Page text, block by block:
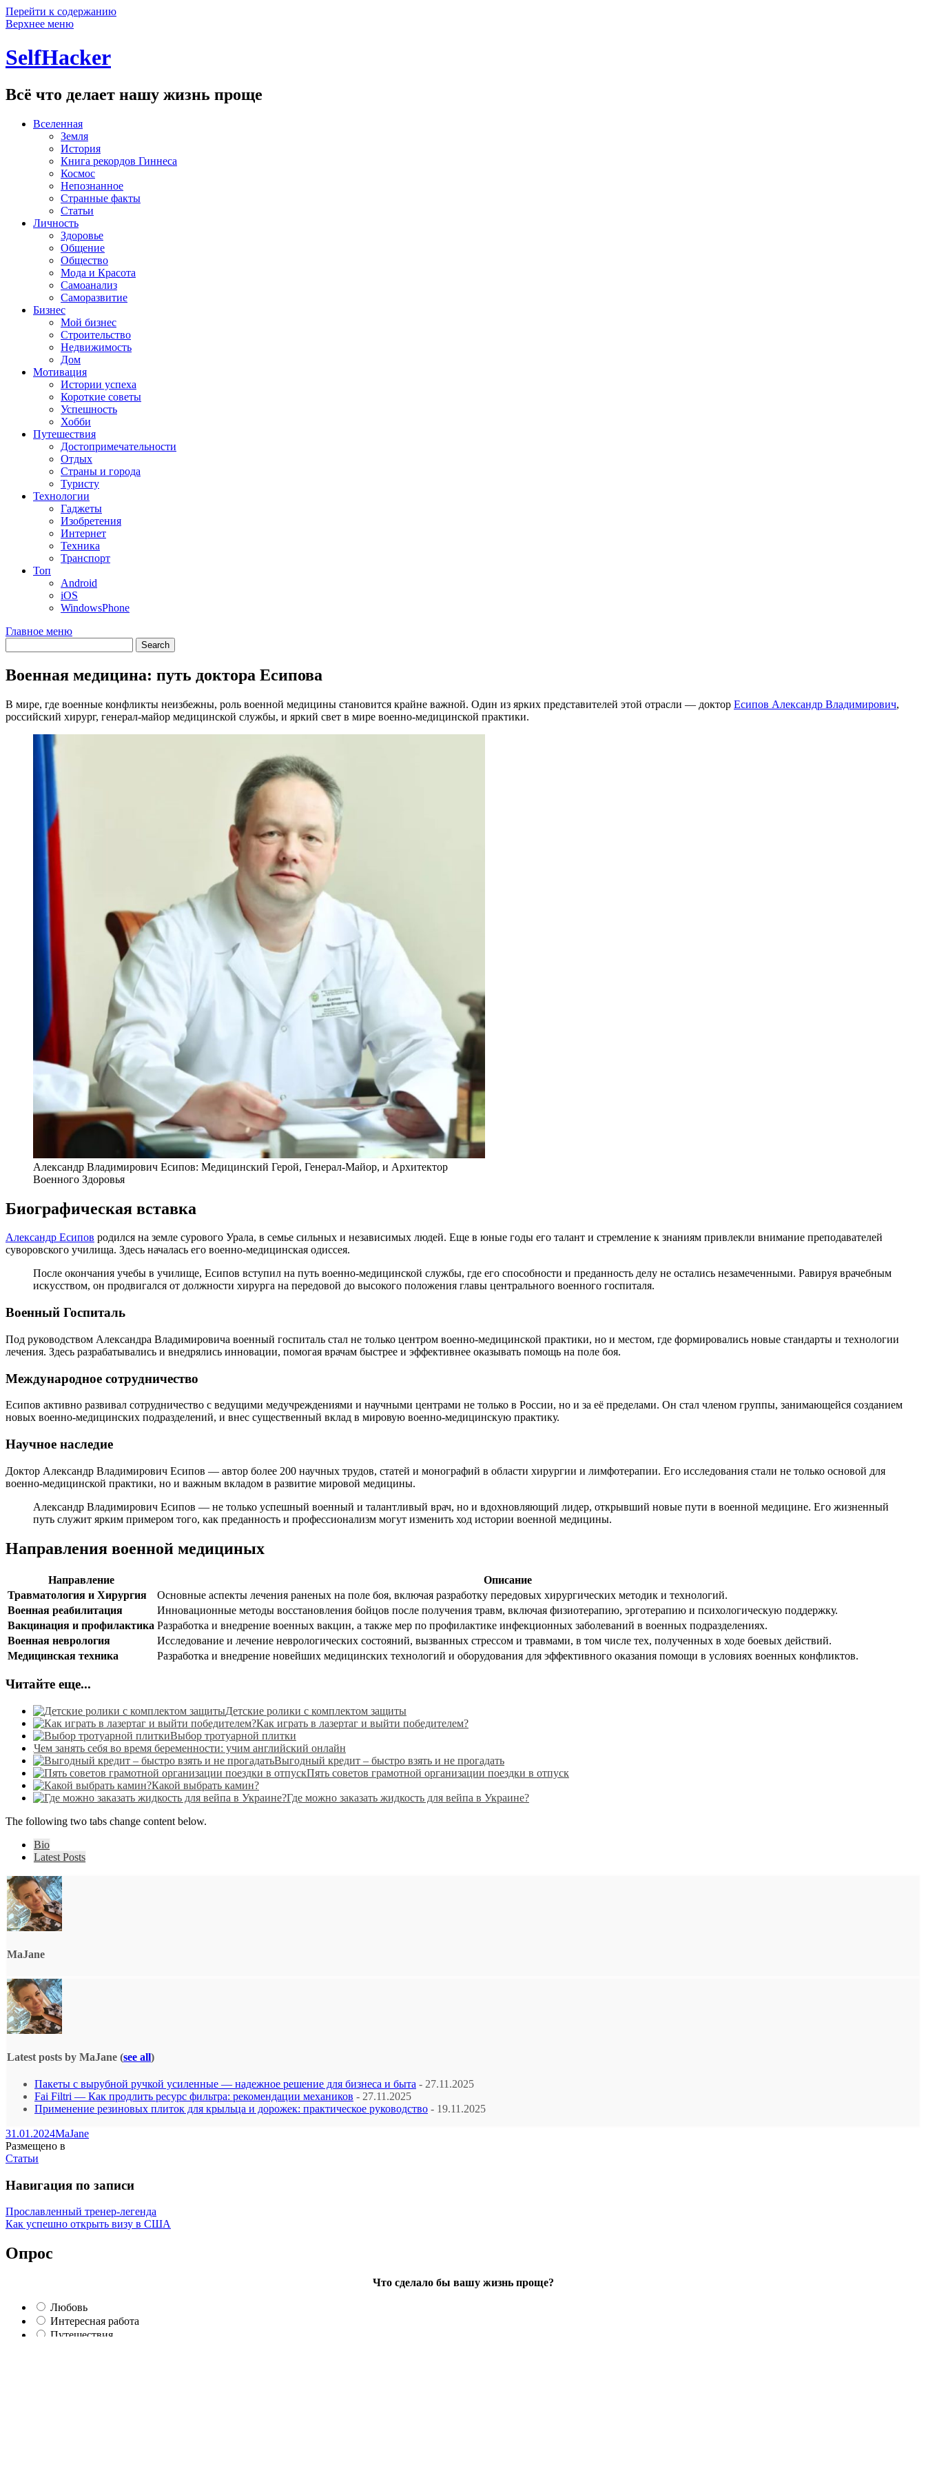
Перейти к содержанию
Верхнее меню
SelfHacker
Всё что делает нашу жизнь проще
Вселенная
Земля
История
Книга рекордов Гиннеса
Космос
Непознанное
Странные факты
Статьи
Личность
Здоровье
Общение
Общество
Мода и Красота
Самоанализ
Саморазвитие
Бизнес
Мой бизнес
Строительство
Недвижимость
Дом
Мотивация
Истории успеха
Короткие советы
Успешность
Хобби
Путешествия
Достопримечательности
Отдых
Страны и города
Туристу
Технологии
Гаджеты
Изобретения
Интернет
Техника
Транспорт
Топ
Android
iOS
WindowsPhone
Главное меню
Военная медицина: путь доктора Есипова
В мире, где военные конфликты неизбежны, роль военной медицины становится крайне важной. Один из ярких представителей этой отрасли — доктор Есипов Александр Владимирович,
российский хирург, генерал-майор медицинской службы, и яркий свет в мире военно-медицинской практики.
Александр Владимирович Есипов: Медицинский Герой, Генерал-Майор, и Архитектор
Военного Здоровья
Биографическая вставка
Александр Есипов родился на земле сурового Урала, в семье сильных и независимых людей. Еще в юные годы его талант и стремление к знаниям привлекли внимание преподавателей
суворовского училища. Здесь началась его военно-медицинская одиссея.
После окончания учебы в училище, Есипов вступил на путь военно-медицинской службы, где его способности и преданность делу не остались незамеченными. Равируя врачебным
искусством, он продвигался от должности хирурга на передовой до высокого положения главы центрального военного госпиталя.
Военный Госпиталь
Под руководством Александра Владимировича военный госпиталь стал не только центром военно-медицинской практики, но и местом, где формировались новые стандарты и технологии
лечения. Здесь разрабатывались и внедрялись инновации, помогая врачам быстрее и эффективнее оказывать помощь на поле боя.
Международное сотрудничество
Есипов активно развивал сотрудничество с ведущими медучреждениями и научными центрами не только в России, но и за её пределами. Он стал членом группы, занимающейся созданием
новых военно-медицинских подразделений, и внес существенный вклад в мировую военно-медицинскую практику.
Научное наследие
Доктор Александр Владимирович Есипов — автор более 200 научных трудов, статей и монографий в области хирургии и лимфотерапии. Его исследования стали не только основой для
военно-медицинской практики, но и важным вкладом в развитие мировой медицины.
Александр Владимирович Есипов — не только успешный военный и талантливый врач, но и вдохновляющий лидер, открывший новые пути в военной медицине. Его жизненный
путь служит ярким примером того, как преданность и профессионализм могут изменить ход истории военной медицины.
Направления военной медициных
Направление
Описание
Травматология и Хирургия
Основные аспекты лечения раненых на поле боя, включая разработку передовых хирургических методик и технологий.
Военная реабилитация
Инновационные методы восстановления бойцов после получения травм, включая физиотерапию, эрготерапию и психологическую поддержку.
Вакцинация и профилактика Разработка и внедрение военных вакцин, а также мер по профилактике инфекционных заболеваний в военных подразделениях.
Военная неврология
Исследование и лечение неврологических состояний, вызванных стрессом и травмами, в том числе тех, полученных в ходе боевых действий.
Медицинская техника
Разработка и внедрение новейших медицинских технологий и оборудования для эффективного оказания помощи в условиях военных конфликтов.
Читайте еще...
Детские ролики с комплектом защиты
Как играть в лазертаг и выйти победителем?
Выбор тротуарной плитки
Чем занять себя во время беременности: учим английский онлайн
Выгодный кредит – быстро взять и не прогадать
Пять советов грамотной организации поездки в отпуск
Какой выбрать камин?
Где можно заказать жидкость для вейпа в Украине?
The following two tabs change content below.
Bio
Latest Posts
MaJane
Latest posts by MaJane (see all)
Пакеты с вырубной ручкой усиленные — надежное решение для бизнеса и быта - 27.11.2025
Fai Filtri — Как продлить ресурс фильтра: рекомендации механиков - 27.11.2025
Применение резиновых плиток для крыльца и дорожек: практическое руководство - 19.11.2025
31.01.2024MaJane
Размещено в
Статьи
Навигация по записи
Прославленный тренер-легенда
Как успешно открыть визу в США
Опрос
Что сделало бы вашу жизнь проще?
Любовь
Интересная работа
Путешествия